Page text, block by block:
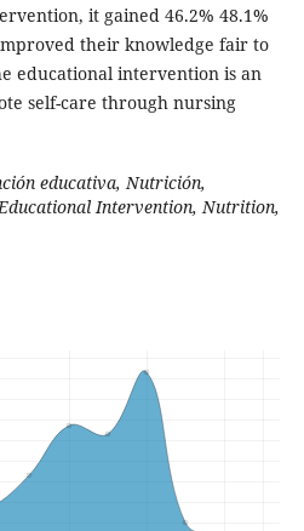
it gained 46.2% 48.1%
their knowledge fair to
educational intervention is an
self-care through nursing
educativa, Nutrición,
Intervention, Nutrition,